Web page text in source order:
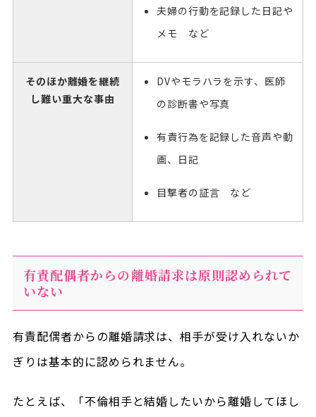
夫婦の行動を記録した日記や
メモ など
そのほか離婚を継続
し難い重大な事由
DVやモラハラを示す、医師
の診断書や写真
有責行為を記録した音声や動
画、日記
目撃者の証言 など
有責配偶者からの離婚請求は原則認められて
いない
有責配偶者からの離婚請求は、相手が受け入れないか
ぎりは基本的に認められません。
たとえば、「不倫相手と結婚したいから離婚してほし